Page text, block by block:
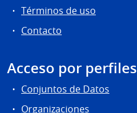
Términos de uso
Contacto
Acceso por perfiles
Conjuntos de Datos
Organizaciones